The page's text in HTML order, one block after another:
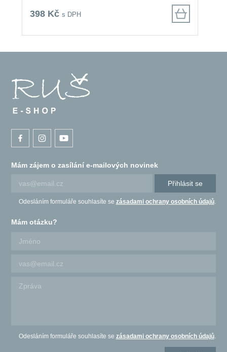
398 Kč s DPH
Mám zájem o zasílání e-mailových novinek
Přihlásit se
Odesláním formuláře souhlasíte se zásadami ochrany osobních údajů.
Mám otázku?
Odesláním formuláře souhlasíte se zásadami ochrany osobních údajů.